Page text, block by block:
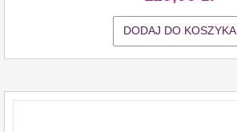
DODAJ DO KOSZYKA